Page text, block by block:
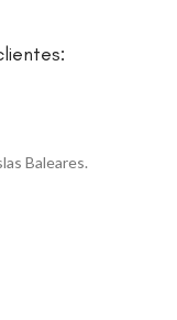
Baleares.